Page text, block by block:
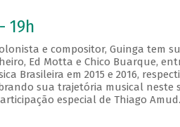
19h
e compositor, Guinga tem
Ed Motta e Chico Buarque,
Brasileira em 2015 e 2016,
sua trajetória musical
especial de Thiago Amud.